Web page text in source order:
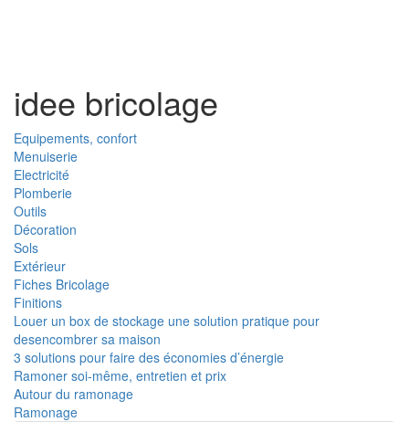
idee bricolage
Equipements, confort
Menuiserie
Electricité
Plomberie
Outils
Décoration
Sols
Extérieur
Fiches Bricolage
Finitions
Louer un box de stockage une solution pratique pour
desencombrer sa maison
3 solutions pour faire des économies d’énergie
Ramoner soi-même, entretien et prix
Autour du ramonage
Ramonage